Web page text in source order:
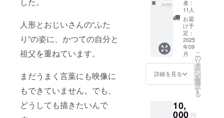
人形とおじいさんの“ふた
り”の姿に、かつての自分と
祖父を重ねています。
まだうまく言葉にも映像に
もできていません。でも、
どうしても描きたいんで
掲載方
法：お
名前を
文字の
みで掲
載 ※各
種映画
祭等に
出品す
いただ
く予定
＋上映
会にご
招待 制
作メン
バーか
らのお
礼の
メール
に加
え、
「スケ
ル」に
記載さ
者：
11人
お届
け予
定：
2025
年09
月
詳細を見る
こ
の
リ
タ
ー
ン
を
選
択
す
る
10,
000 円